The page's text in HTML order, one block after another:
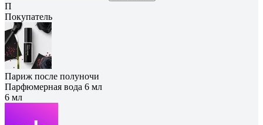
П
Покупатель
Париж после полуночи
Парфюмерная вода 6 мл
6 мл